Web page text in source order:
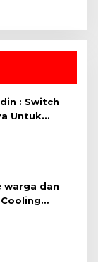
: Switch
Untuk
warga dan
Rumbai,